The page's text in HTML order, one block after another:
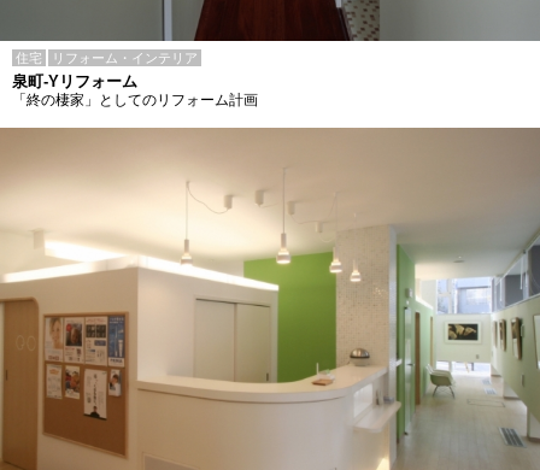
住宅 リフォーム・インテリア
泉町-Yリフォーム
「終の棲家」としてのリフォーム計画